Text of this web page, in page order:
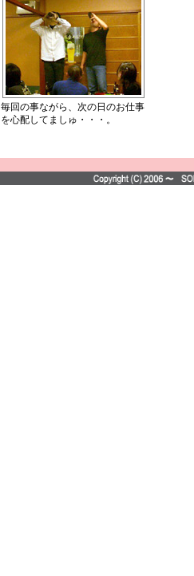
毎回の事ながら、次の日のお仕事
を心配してましゅ・・・。